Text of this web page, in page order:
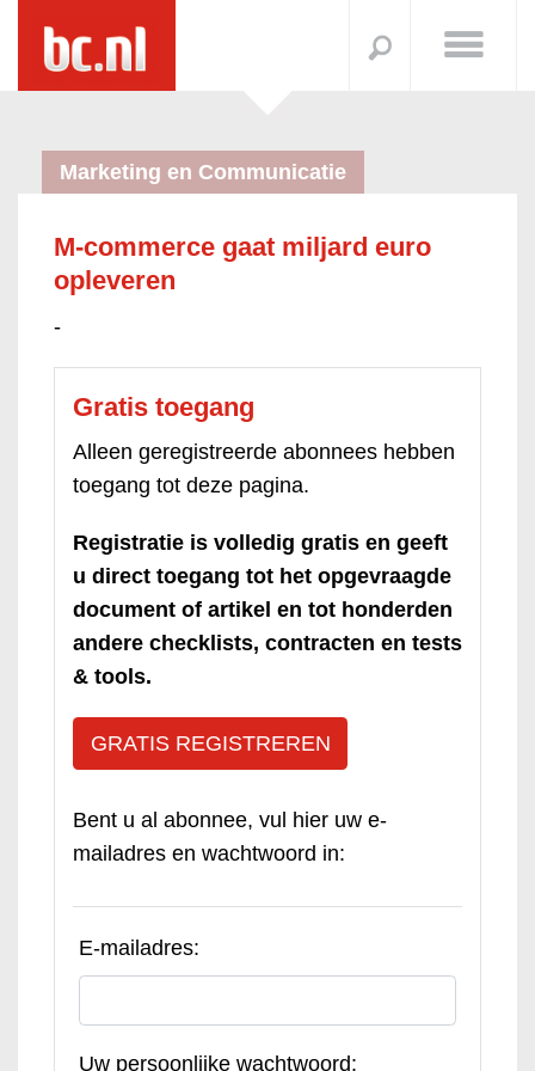
Marketing en Communicatie
M-commerce gaat miljard euro
opleveren
-
Gratis toegang
Alleen geregistreerde abonnees hebben
toegang tot deze pagina.
Registratie is volledig gratis en geeft
u direct toegang tot het opgevraagde
document of artikel en tot honderden
andere checklists, contracten en tests
& tools.
GRATIS REGISTREREN
Bent u al abonnee, vul hier uw e-
mailadres en wachtwoord in:
E-mailadres:
Uw persoonlijke wachtwoord: